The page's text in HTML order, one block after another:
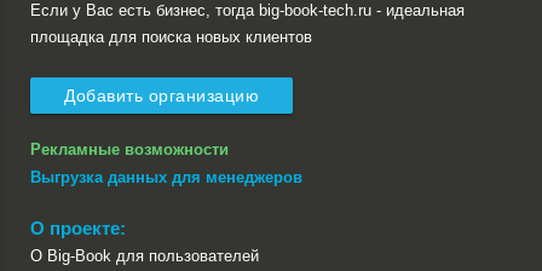
Если у Вас есть бизнес, тогда big-book-tech.ru - идеальная
площадка для поиска новых клиентов
Добавить организацию
Рекламные возможности
Выгрузка данных для менеджеров
О проекте:
О Big-Book для пользователей